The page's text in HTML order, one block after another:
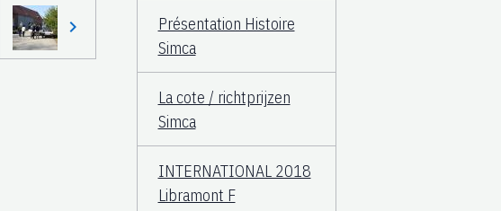
Présentation Histoire
Simca
La cote / richtprijzen
Simca
INTERNATIONAL 2018
Libramont F